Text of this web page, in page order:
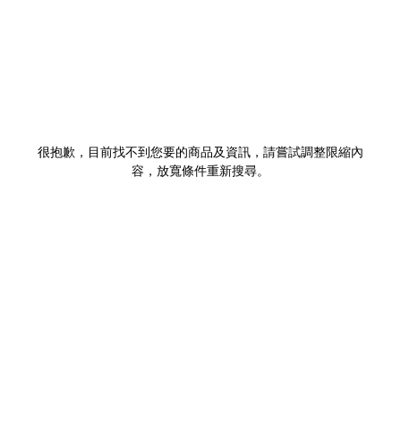
很抱歉，目前找不到您要的商品及資訊，請嘗試調整限縮內
容，放寬條件重新搜尋。